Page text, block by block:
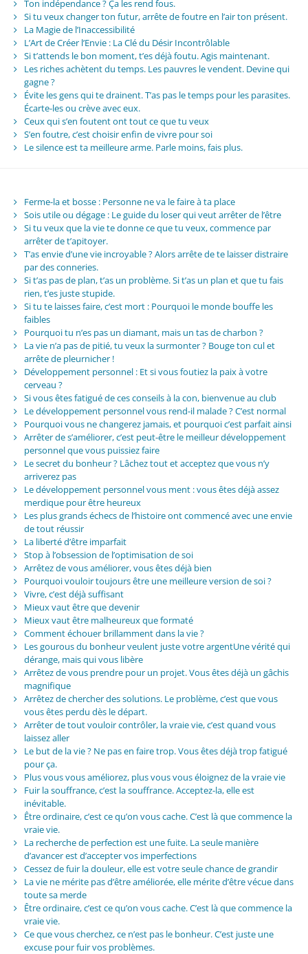
Ton indépendance ? Ça les rend fous.
Si tu veux changer ton futur, arrête de foutre en l’air ton présent.
La Magie de l’Inaccessibilité
L’Art de Créer l’Envie : La Clé du Désir Incontrôlable
Si t’attends le bon moment, t’es déjà foutu. Agis maintenant.
Les riches achètent du temps. Les pauvres le vendent. Devine qui
gagne ?
Évite les gens qui te drainent. T’as pas le temps pour les parasites.
Écarte-les ou crève avec eux.
Ceux qui s’en foutent ont tout ce que tu veux
S’en foutre, c’est choisir enfin de vivre pour soi
Le silence est ta meilleure arme. Parle moins, fais plus.
Ferme-la et bosse : Personne ne va le faire à ta place
Sois utile ou dégage : Le guide du loser qui veut arrêter de l’être
Si tu veux que la vie te donne ce que tu veux, commence par
arrêter de t’apitoyer.
T’as envie d’une vie incroyable ? Alors arrête de te laisser distraire
par des conneries.
Si t’as pas de plan, t’as un problème. Si t’as un plan et que tu fais
rien, t’es juste stupide.
Si tu te laisses faire, c’est mort : Pourquoi le monde bouffe les
faibles
Pourquoi tu n’es pas un diamant, mais un tas de charbon ?
La vie n’a pas de pitié, tu veux la surmonter ? Bouge ton cul et
arrête de pleurnicher !
Développement personnel : Et si vous foutiez la paix à votre
cerveau ?
Si vous êtes fatigué de ces conseils à la con, bienvenue au club
Le développement personnel vous rend-il malade ? C’est normal
Pourquoi vous ne changerez jamais, et pourquoi c’est parfait ainsi
Arrêter de s’améliorer, c’est peut-être le meilleur développement
personnel que vous puissiez faire
Le secret du bonheur ? Lâchez tout et acceptez que vous n’y
arriverez pas
Le développement personnel vous ment : vous êtes déjà assez
merdique pour être heureux
Les plus grands échecs de l’histoire ont commencé avec une envie
de tout réussir
La liberté d’être imparfait
Stop à l’obsession de l’optimisation de soi
Arrêtez de vous améliorer, vous êtes déjà bien
Pourquoi vouloir toujours être une meilleure version de soi ?
Vivre, c’est déjà suffisant
Mieux vaut être que devenir
Mieux vaut être malheureux que formaté
Comment échouer brillamment dans la vie ?
Les gourous du bonheur veulent juste votre argentUne vérité qui
dérange, mais qui vous libère
Arrêtez de vous prendre pour un projet. Vous êtes déjà un gâchis
magnifique
Arrêtez de chercher des solutions. Le problème, c’est que vous
vous êtes perdu dès le départ.
Arrêter de tout vouloir contrôler, la vraie vie, c’est quand vous
laissez aller
Le but de la vie ? Ne pas en faire trop. Vous êtes déjà trop fatigué
pour ça.
Plus vous vous améliorez, plus vous vous éloignez de la vraie vie
Fuir la souffrance, c’est la souffrance. Acceptez-la, elle est
inévitable.
Être ordinaire, c’est ce qu’on vous cache. C’est là que commence la
vraie vie.
La recherche de perfection est une fuite. La seule manière
d’avancer est d’accepter vos imperfections
Cessez de fuir la douleur, elle est votre seule chance de grandir
La vie ne mérite pas d’être améliorée, elle mérite d’être vécue dans
toute sa merde
Être ordinaire, c’est ce qu’on vous cache. C’est là que commence la
vraie vie.
Ce que vous cherchez, ce n’est pas le bonheur. C’est juste une
excuse pour fuir vos problèmes.